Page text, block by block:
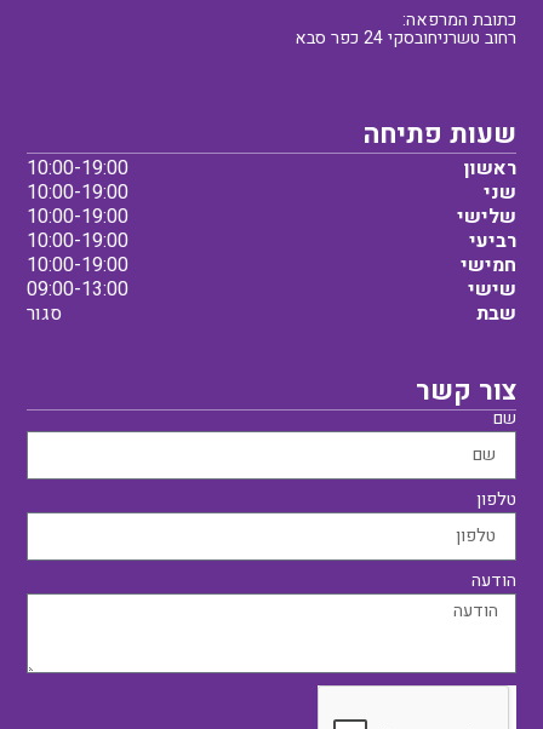
כתובת המרפאה:
רחוב טשרניחובסקי 24 כפר סבא
שעות פתיחה
ראשון
10:00-19:00
שני
10:00-19:00
שלישי
10:00-19:00
רביעי
10:00-19:00
חמישי
10:00-19:00
שישי
09:00-13:00
שבת
סגור
צור קשר
שם
טלפון
הודעה